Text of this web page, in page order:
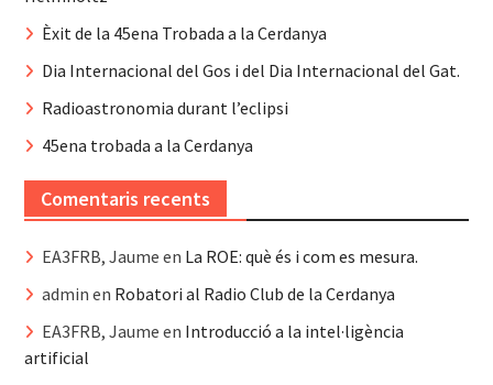
Èxit de la 45ena Trobada a la Cerdanya
Dia Internacional del Gos i del Dia Internacional del Gat.
Radioastronomia durant l’eclipsi
45ena trobada a la Cerdanya
Comentaris recents
EA3FRB, Jaume en La ROE: què és i com es mesura.
admin en Robatori al Radio Club de la Cerdanya
EA3FRB, Jaume en Introducció a la intel·ligència
artificial